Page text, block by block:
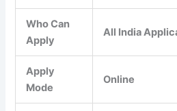
Who Can
Apply
All India
Apply
Mode
Online